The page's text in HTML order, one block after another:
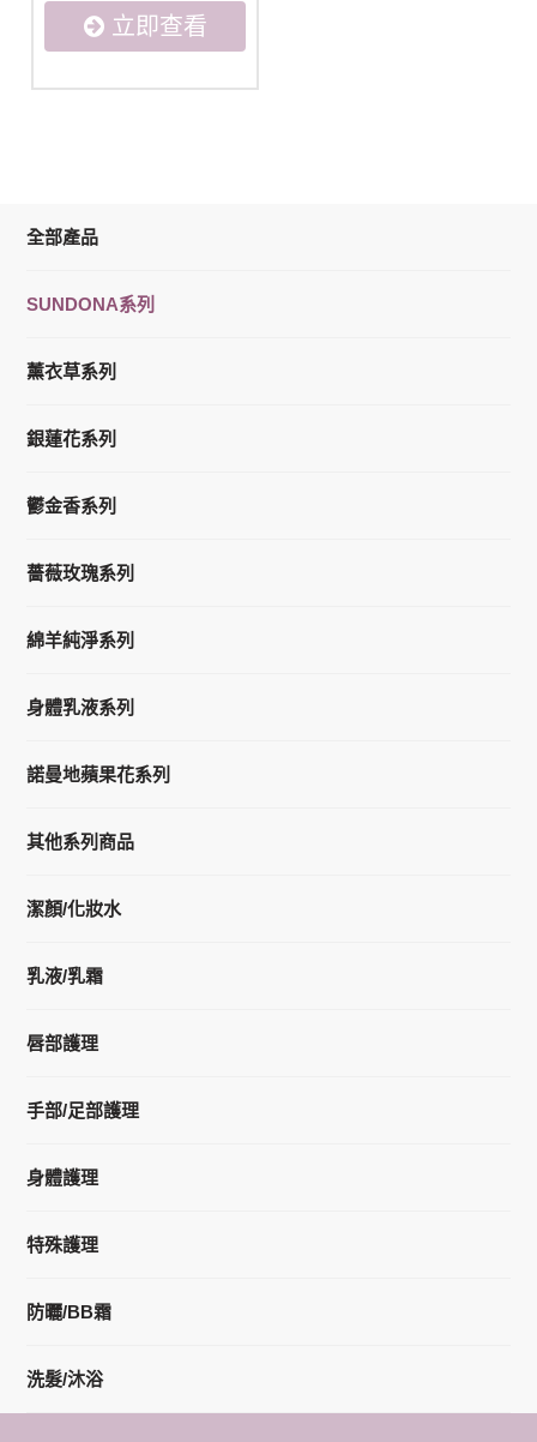
全部產品
SUNDONA系列
薰衣草系列
銀蓮花系列
鬱金香系列
薔薇玫瑰系列
綿羊純淨系列
身體乳液系列
諾曼地蘋果花系列
其他系列商品
潔顏/化妝水
乳液/乳霜
唇部護理
手部/足部護理
身體護理
特殊護理
防曬/BB霜
洗髮/沐浴
立即查看